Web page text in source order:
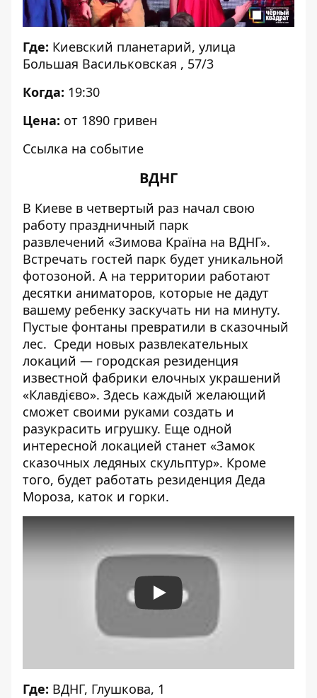
Где: Киевский планетарий, улица
Большая Васильковская , 57/3
Когда: 19:30
Цена: от 1890 гривен
Ссылка на событие
ВДНГ
В Киеве в четвертый раз начал свою
работу праздничный парк
развлечений «Зимова Країна на ВДНГ».
Встречать гостей парк будет уникальной
фотозоной. А на территории работают
десятки аниматоров, которые не дадут
вашему ребенку заскучать ни на минуту.
Пустые фонтаны превратили в сказочный
лес. Среди новых развлекательных
локаций — городская резиденция
известной фабрики елочных украшений
«Клавдієво». Здесь каждый желающий
сможет своими руками создать и
разукрасить игрушку. Еще одной
интересной локацией станет «Замок
сказочных ледяных скульптур». Кроме
того, будет работать резиденция Деда
Мороза, каток и горки.
Play
Где: ВДНГ, Глушкова, 1